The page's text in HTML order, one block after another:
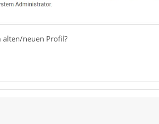
neuen Profil?